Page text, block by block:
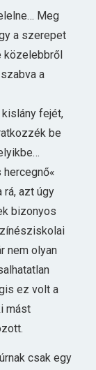
Meg
a szerepet
közelebbről
a
fejét,
be
azt úgy
bizonyos
nem olyan
ez volt a
mást
csak egy